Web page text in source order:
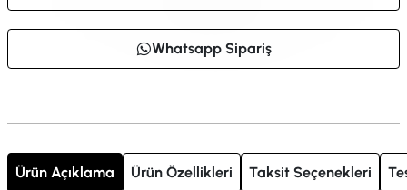
Whatsapp Sipariş
Ürün Açıklama Ürün Özellikleri Taksit Seçenekleri